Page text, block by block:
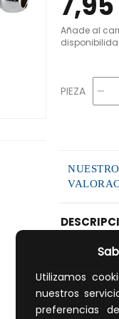
Utilizamos
nuestros
preferencias
Añade al
PIEZA
Válvula
NBR según
10226-1) y
Gas